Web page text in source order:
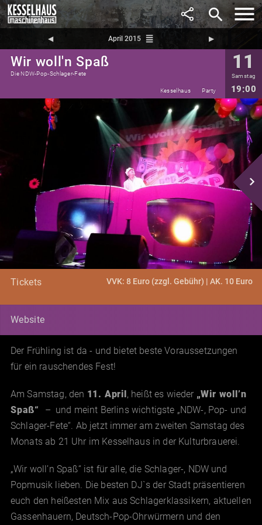
search
◀︎ April 2015 reorder ▶︎
Wir woll'n Spaß
Die NDW-Pop-Schlager-Fete
11
Samstag
19:00
Kesselhaus Party
navigate_next
Tickets VVK: 8 Euro (zzgl. Gebühr) | AK. 10 Euro
Website
Der Frühling ist da - und bietet beste Voraussetzungen
für ein rauschendes Fest!
Am Samstag, den 11. April, heißt es wieder „Wir woll’n
Spaß“ – und meint Berlins wichtigste „NDW-, Pop- und
Schlager-Fete“. Ab jetzt immer am zweiten Samstag des
Monats ab 21 Uhr im Kesselhaus in der Kulturbrauerei.
„Wir woll’n Spaß“ ist für alle, die Schlager-, NDW und
Popmusik lieben. Die besten DJ`s der Stadt präsentieren
euch den heißesten Mix aus Schlagerklassikern, aktuellen
Gassenhauern, Deutsch-Pop-Ohrwürmern und den